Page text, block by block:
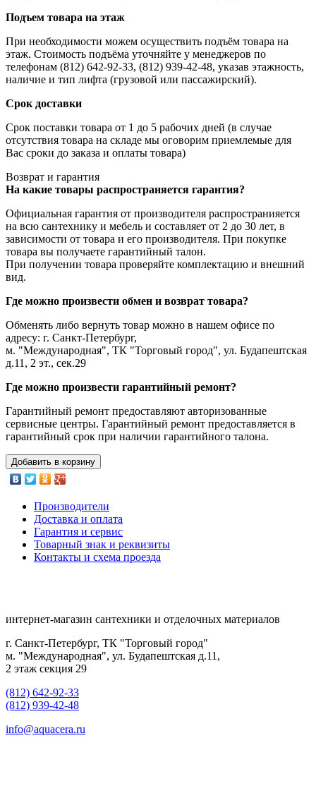
Подъем товара на этаж
При необходимости можем осуществить подъём товара на
этаж. Стоимость подъёма уточняйте у менеджеров по
телефонам (812) 642-92-33, (812) 939-42-48, указав этажность,
наличие и тип лифта (грузовой или пассажирский).
Срок доставки
Срок поставки товара от 1 до 5 рабочих дней (в случае
отсутствия товара на складе мы оговорим приемлемые для
Вас сроки до заказа и оплаты товара)
Возврат и гарантия
На какие товары распространяется гарантия?
Официальная гарантия от производителя распространияется
на всю сантехнику и мебель и составляет от 2 до 30 лет, в
зависимости от товара и его производителя. При покупке
товара вы получаете гарантийный талон.
При получении товара проверяйте комплектацию и внешний
вид.
Где можно произвести обмен и возврат товара?
Обменять либо вернуть товар можно в нашем офисе по
адресу: г. Санкт-Петербург,
м. "Международная", ТК "Торговый город", ул. Будапештская
д.11, 2 эт., сек.29
Где можно произвести гарантийный ремонт?
Гарантийный ремонт предоставляют авторизованные
сервисные центры. Гарантийный ремонт предоставляется в
гарантийный срок при наличии гарантийного талона.
Добавить в корзину
Производители
Доставка и оплата
Гарантия и сервис
Товарный знак и реквизиты
Контакты и схема проезда
интернет-магазин сантехники и отделочных материалов
г. Санкт-Петербург, ТК "Торговый город"
м. "Международная", ул. Будапештская д.11,
2 этаж секция 29
(812) 642-92-33
(812) 939-42-48
info@aquacera.ru